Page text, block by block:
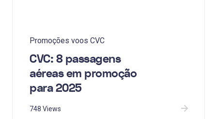
Promoções voos CVC
CVC: 8 passagens
aéreas em promoção
para 2025
748 Views